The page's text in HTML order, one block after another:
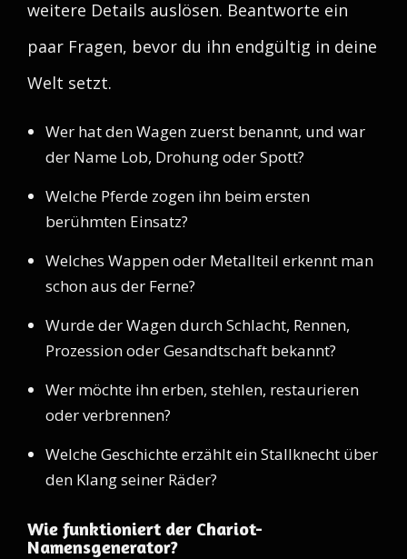
weitere Details auslösen. Beantworte ein
paar Fragen, bevor du ihn endgültig in deine
Welt setzt.
Wer hat den Wagen zuerst benannt, und war
der Name Lob, Drohung oder Spott?
Welche Pferde zogen ihn beim ersten
berühmten Einsatz?
Welches Wappen oder Metallteil erkennt man
schon aus der Ferne?
Wurde der Wagen durch Schlacht, Rennen,
Prozession oder Gesandtschaft bekannt?
Wer möchte ihn erben, stehlen, restaurieren
oder verbrennen?
Welche Geschichte erzählt ein Stallknecht über
den Klang seiner Räder?
Wie funktioniert der Chariot-
Namensgenerator?